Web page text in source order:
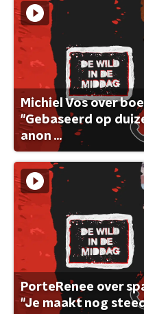
Michiel Vos over
"Gebaseerd op
anon ...
PorteRenee over
"Je maakt nog